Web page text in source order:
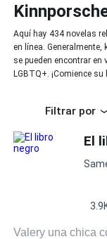
Aquí hay 434 novelas
en línea.
se pueden encontrar
LGBTQ+. ¡Comience
Filtrar por
El
Valery una chica con espíritu aventurero y con una larga